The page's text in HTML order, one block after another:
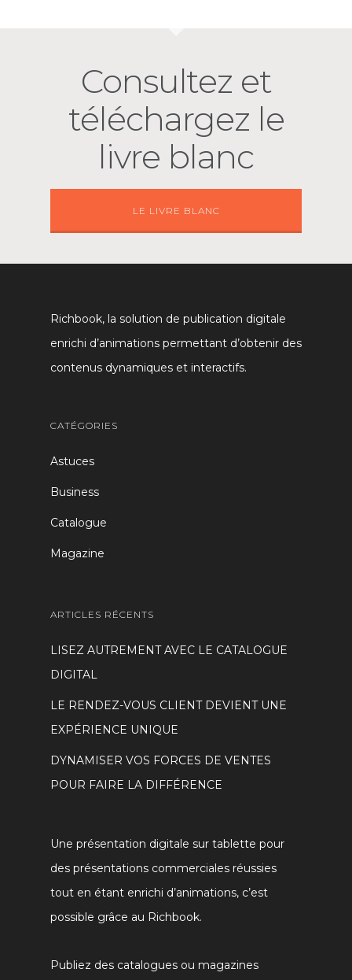
Consultez et
téléchargez le
livre blanc
LE LIVRE BLANC
Richbook, la solution de publication digitale
enrichi d’animations permettant d’obtenir des
contenus dynamiques et interactifs.
CATÉGORIES
Astuces
Business
Catalogue
Magazine
ARTICLES RÉCENTS
LISEZ AUTREMENT AVEC LE CATALOGUE
DIGITAL
LE RENDEZ-VOUS CLIENT DEVIENT UNE
EXPÉRIENCE UNIQUE
DYNAMISER VOS FORCES DE VENTES
POUR FAIRE LA DIFFÉRENCE
Une présentation digitale sur tablette pour
des présentations commerciales réussies
tout en étant enrichi d’animations, c’est
possible grâce au Richbook.
Publiez des catalogues ou magazines